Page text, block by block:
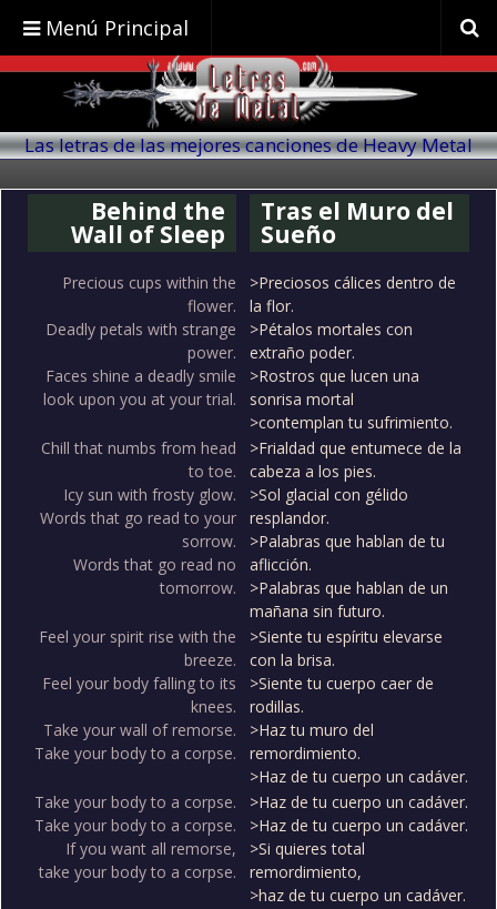
Menú Principal
Las letras de las mejores canciones de Heavy Metal
Behind the
Wall of Sleep
Tras el Muro del
Sueño
Precious cups within the
flower.
Deadly petals with strange
power.
Faces shine a deadly smile
look upon you at your trial.
>Preciosos cálices dentro de
la flor.
>Pétalos mortales con
extraño poder.
>Rostros que lucen una
sonrisa mortal
>contemplan tu sufrimiento.
Chill that numbs from head
to toe.
Icy sun with frosty glow.
Words that go read to your
sorrow.
Words that go read no
tomorrow.
>Frialdad que entumece de la
cabeza a los pies.
>Sol glacial con gélido
resplandor.
>Palabras que hablan de tu
aflicción.
>Palabras que hablan de un
mañana sin futuro.
Feel your spirit rise with the
breeze.
Feel your body falling to its
knees.
Take your wall of remorse.
Take your body to a corpse.
>Siente tu espíritu elevarse
con la brisa.
>Siente tu cuerpo caer de
rodillas.
>Haz tu muro del
remordimiento.
>Haz de tu cuerpo un cadáver.
Take your body to a corpse.
Take your body to a corpse.
If you want all remorse,
take your body to a corpse.
>Haz de tu cuerpo un cadáver.
>Haz de tu cuerpo un cadáver.
>Si quieres total
remordimiento,
>haz de tu cuerpo un cadáver.